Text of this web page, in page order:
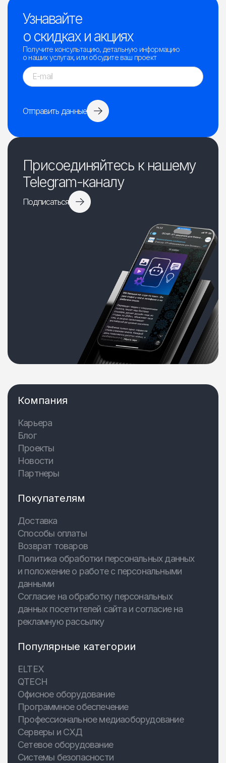
Узнавайте
о скидках и акциях
Получите консультацию, детальную информацию
о наших услугах, или обсудите ваш проект
Отправить данные
Присоединяйтесь к нашему
Telegram-каналу
Подписаться
Компания
Карьера
Блог
Проекты
Новости
Партнеры
Покупателям
Доставка
Способы оплаты
Возврат товаров
Политика обработки персональных данных
и положение о работе с персональными
данными
Согласие на обработку персональных
данных посетителей сайта и согласие на
рекламную рассылку
Популярные категории
ELTEX
QTECH
Офисное оборудование
Программное обеспечение
Профессиональное медиаоборудование
Серверы и СХД
Сетевое оборудование
Системы безопасности